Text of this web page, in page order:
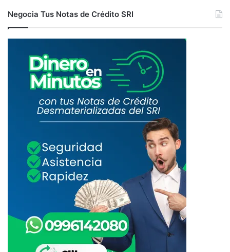
Negocia Tus Notas de Crédito SRI